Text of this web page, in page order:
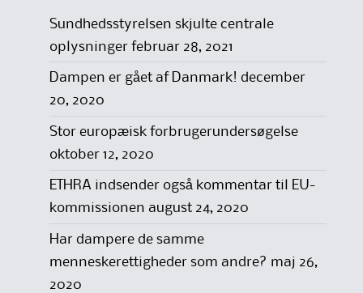
Sundhedsstyrelsen skjulte centrale
oplysninger februar 28, 2021
Dampen er gået af Danmark! december
20, 2020
Stor europæisk forbrugerundersøgelse
oktober 12, 2020
ETHRA indsender også kommentar til EU-
kommissionen august 24, 2020
Har dampere de samme
menneskerettigheder som andre? maj 26,
2020